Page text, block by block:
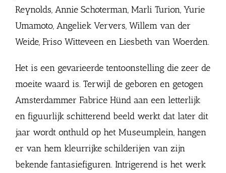
Reynolds, Annie Schoterman, Marli Turion, Yurie
Umamoto, Angeliek Ververs, Willem van der
Weide, Friso Witteveen en Liesbeth van Woerden.
Het is een gevarieerde tentoonstelling die zeer de
moeite waard is. Terwijl de geboren en getogen
Amsterdammer Fabrice Hünd aan een letterlijk
en figuurlijk schitterend beeld werkt dat later dit
jaar wordt onthuld op het Museumplein, hangen
er van hem kleurrijke schilderijen van zijn
bekende fantasiefiguren. Intrigerend is het werk